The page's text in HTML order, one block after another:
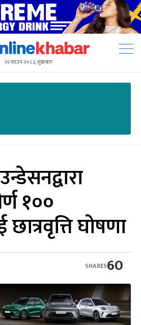
२२ साउन २०८३, शुक्रबार
१००
छात्रवृत्ति घोषणा
60
SHARES